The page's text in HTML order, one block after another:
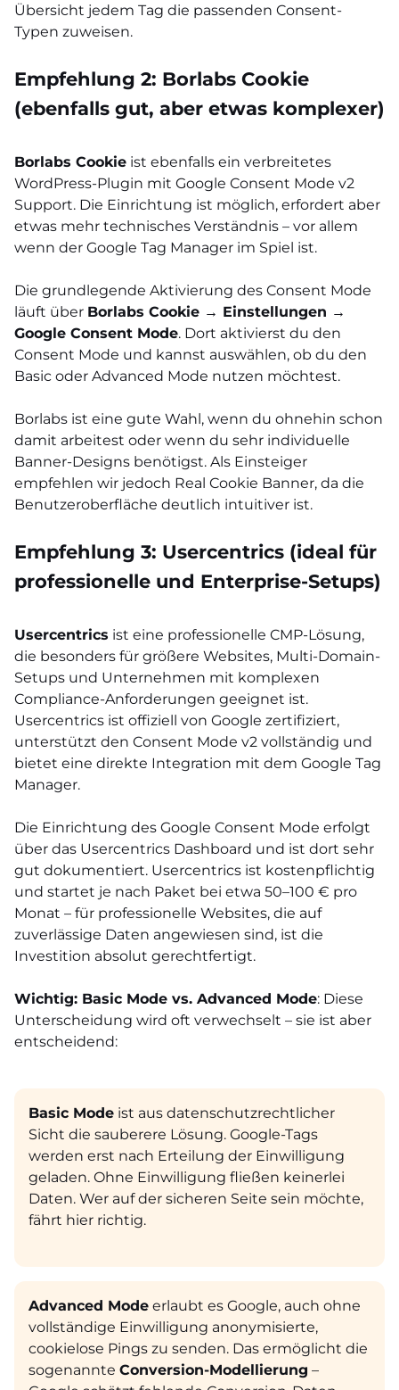
Übersicht jedem Tag die passenden Consent-
Typen zuweisen.
Empfehlung 2: Borlabs Cookie
(ebenfalls gut, aber etwas komplexer)
Borlabs Cookie ist ebenfalls ein verbreitetes
WordPress-Plugin mit Google Consent Mode v2
Support. Die Einrichtung ist möglich, erfordert aber
etwas mehr technisches Verständnis – vor allem
wenn der Google Tag Manager im Spiel ist.
Die grundlegende Aktivierung des Consent Mode
läuft über Borlabs Cookie → Einstellungen →
Google Consent Mode. Dort aktivierst du den
Consent Mode und kannst auswählen, ob du den
Basic oder Advanced Mode nutzen möchtest.
Borlabs ist eine gute Wahl, wenn du ohnehin schon
damit arbeitest oder wenn du sehr individuelle
Banner-Designs benötigst. Als Einsteiger
empfehlen wir jedoch Real Cookie Banner, da die
Benutzeroberfläche deutlich intuitiver ist.
Empfehlung 3: Usercentrics (ideal für
professionelle und Enterprise-Setups)
Usercentrics ist eine professionelle CMP-Lösung,
die besonders für größere Websites, Multi-Domain-
Setups und Unternehmen mit komplexen
Compliance-Anforderungen geeignet ist.
Usercentrics ist offiziell von Google zertifiziert,
unterstützt den Consent Mode v2 vollständig und
bietet eine direkte Integration mit dem Google Tag
Manager.
Die Einrichtung des Google Consent Mode erfolgt
über das Usercentrics Dashboard und ist dort sehr
gut dokumentiert. Usercentrics ist kostenpflichtig
und startet je nach Paket bei etwa 50–100 € pro
Monat – für professionelle Websites, die auf
zuverlässige Daten angewiesen sind, ist die
Investition absolut gerechtfertigt.
Wichtig: Basic Mode vs. Advanced Mode: Diese
Unterscheidung wird oft verwechselt – sie ist aber
entscheidend:
Basic Mode ist aus datenschutzrechtlicher
Sicht die sauberere Lösung. Google-Tags
werden erst nach Erteilung der Einwilligung
geladen. Ohne Einwilligung fließen keinerlei
Daten. Wer auf der sicheren Seite sein möchte,
fährt hier richtig.
Advanced Mode erlaubt es Google, auch ohne
vollständige Einwilligung anonymisierte,
cookielose Pings zu senden. Das ermöglicht die
sogenannte Conversion-Modellierung –